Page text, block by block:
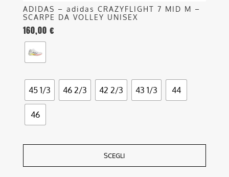
ADIDAS – adidas CRAZYFLIGHT 7 MID M –
SCARPE DA VOLLEY UNISEX
160,00 €
45 1/3 46 2/3 42 2/3 43 1/3 44
46
SCEGLI